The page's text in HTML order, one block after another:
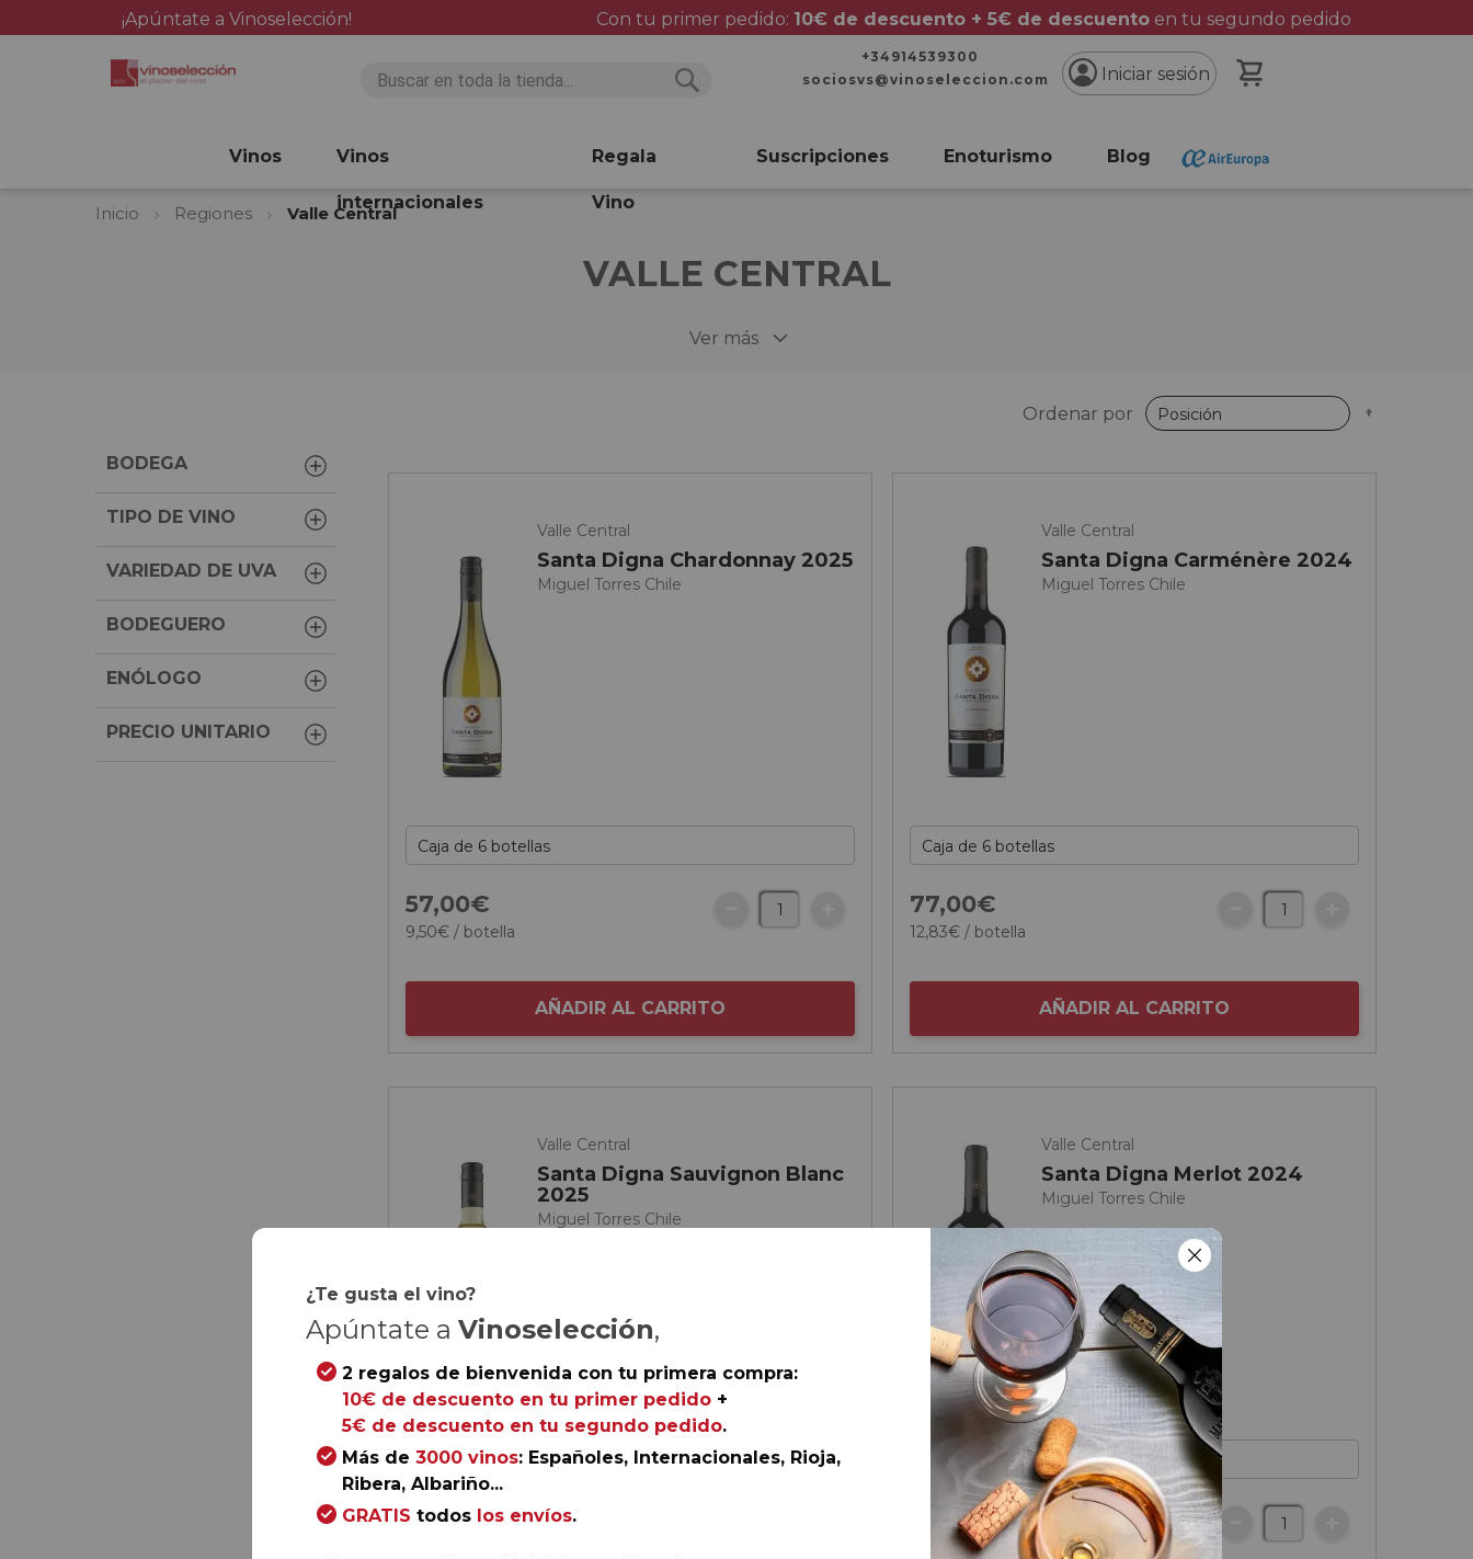
¡Apúntate a Vinoselección! Con tu primer pedido: 10€ de descuento + 5€ de descuentoen tu segundo pedido
+34914539300
sociosvs@vinoseleccion.com
Iniciar sesión
Vinos Vinos
internacionales
Regala
Vino
Suscripciones Enoturismo Blog
Inicio Regiones Valle Central
VALLE CENTRAL
Ver más
Ordenar por
Valle Central
Santa Digna Chardonnay 2025
Miguel Torres Chile
57,00€
9,50€ / botella
AÑADIR AL CARRITO
Valle Central
Santa Digna Carménère 2024
Miguel Torres Chile
77,00€
12,83€ / botella
AÑADIR AL CARRITO
Valle Central
Santa Digna Sauvignon Blanc
2025
Miguel Torres Chile
59,00 €
Valle Central
Santa Digna Merlot 2024
Miguel Torres Chile
66, 00€
00€/ botella
BODEGA
TIPO DE VINO
VARIEDAD DE UVA
BODEGUERO
ENÓLOGO
PRECIO UNITARIO
¿Te gusta el vino?
Apúntate a Vinoselección,
2 regalos de bienvenida con tu primera compra:
10€ de descuento en tu primer pedido+
5€ de descuento en tu segundo pedido.
Más de 3000 vinos: Españoles, Internacionales, Rioja,
Ribera, Albariño...
GRATIS todos los envíos.